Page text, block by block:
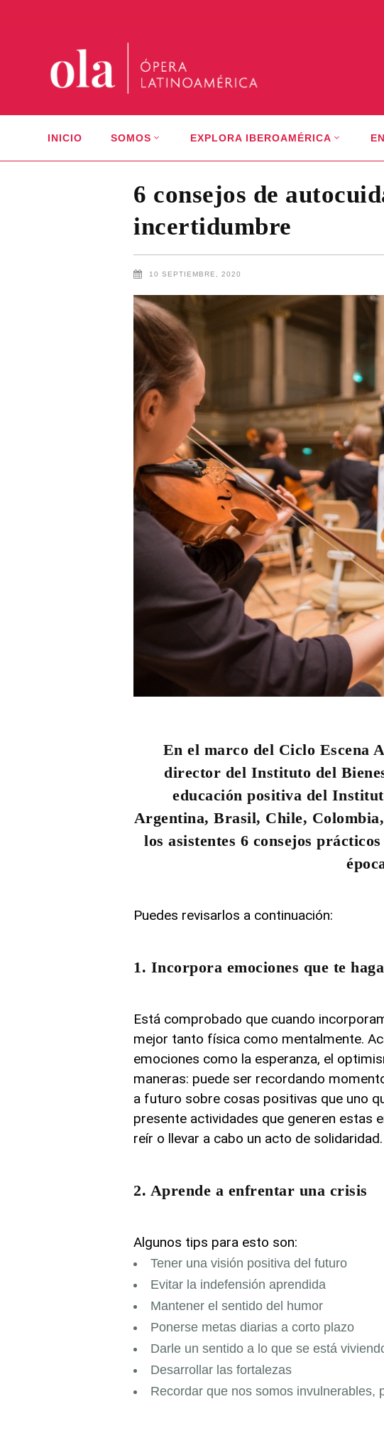
INICIO SOMOS EXPLORA IBEROAMÉRICA
6 consejos de
incertidumbre
10 SEPTIEMBRE, 2020
En el marco del Ciclo Escena
director del Instituto del
educación positiva del
Argentina, Brasil, Chile,
los asistentes 6 consejos
Puedes revisarlos a continuación:
1. Incorpora emociones que te
Está comprobado que cuando
mejor tanto física como mentalmente.
emociones como la esperanza, el
maneras: puede ser recordando
a futuro sobre cosas positivas que uno
presente actividades que generen estas
reír o llevar a cabo un acto de solidaridad.
2. Aprende a enfrentar una crisis
Algunos tips para esto son:
Tener una visión positiva del futuro
Evitar la indefensión aprendida
Mantener el sentido del humor
Ponerse metas diarias a corto plazo
Darle un sentido a lo que se está
Desarrollar las fortalezas
Recordar que nos somos invulnerables,